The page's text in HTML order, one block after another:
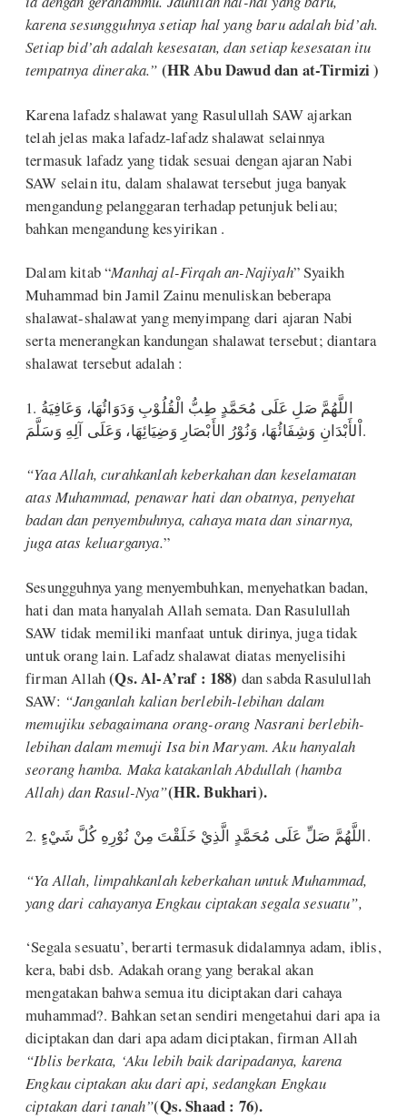
karena sesungguhnya setiap hal yang baru adalah bid’ah.
Setiap bid’ah adalah kesesatan, dan setiap kesesatan itu
tempatnya dineraka.” (HR Abu Dawud dan at-Tirmizi )
Karena lafadz shalawat yang Rasulullah SAW ajarkan
telah jelas maka lafadz-lafadz shalawat selainnya
termasuk lafadz yang tidak sesuai dengan ajaran Nabi
SAW selain itu, dalam shalawat tersebut juga banyak
mengandung pelanggaran terhadap petunjuk beliau;
bahkan mengandung kesyirikan .
Dalam kitab “Manhaj al-Firqah an-Najiyah” Syaikh
Muhammad bin Jamil Zainu menuliskan beberapa
shalawat-shalawat yang menyimpang dari ajaran Nabi
serta menerangkan kandungan shalawat tersebut; diantara
shalawat tersebut adalah :
1. اللَّهُمَّ صَلِ عَلَى مُحَمَّدٍ طِبُّ الْقُلُوْبِ وَدَوَائُهَا، وَعَافِيَةُ
اْلأَبْدَانِ وَشِفَائُهَا، وَنُوْرُ الأَبْصَارِ وَضِيَائِهَا، وَعَلَى آلِهِ وَسَلَّمَ.
“Yaa Allah, curahkanlah keberkahan dan keselamatan
atas Muhammad, penawar hati dan obatnya, penyehat
badan dan penyembuhnya, cahaya mata dan sinarnya,
juga atas keluarganya.”
Sesungguhnya yang menyembuhkan, menyehatkan badan,
hati dan mata hanyalah Allah semata. Dan Rasulullah
SAW tidak memiliki manfaat untuk dirinya, juga tidak
untuk orang lain. Lafadz shalawat diatas menyelisihi
firman Allah(Qs. Al-A’raf : 188) dan sabda Rasulullah
SAW: “Janganlah kalian berlebih-lebihan dalam
memujiku sebagaimana orang-orang Nasrani berlebih-
lebihan dalam memuji Isa bin Maryam. Aku hanyalah
seorang hamba. Maka katakanlah Abdullah (hamba
Allah) dan Rasul-Nya”(HR. Bukhari).
2. اللَّهُمَّ صَلِّ عَلَى مُحَمَّدٍ الَّذِيْ خَلَقْتَ مِنْ نُوْرِهِ كُلَّ شَيْءٍ.
“Ya Allah, limpahkanlah keberkahan untuk Muhammad,
yang dari cahayanya Engkau ciptakan segala sesuatu”,
‘Segala sesuatu’, berarti termasuk didalamnya adam, iblis,
kera, babi dsb. Adakah orang yang berakal akan
mengatakan bahwa semua itu diciptakan dari cahaya
muhammad?. Bahkan setan sendiri mengetahui dari apa ia
diciptakan dan dari apa adam diciptakan, firman Allah
“Iblis berkata, ‘Aku lebih baik daripadanya, karena
Engkau ciptakan aku dari api, sedangkan Engkau
ciptakan dari tanah”(Qs. Shaad : 76).